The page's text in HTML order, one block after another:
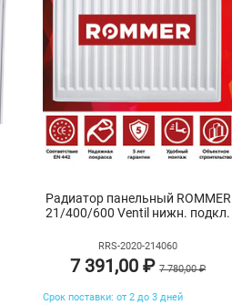
Радиатор панельный ROMMER
21/400/600 Ventil нижн. подкл.
RRS-2020-214060
7 391,00 ₽7 780,00 ₽
Срок поставки: от 2 до 3 дней